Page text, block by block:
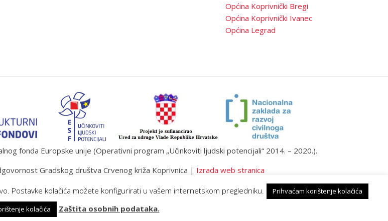
Općina Koprivnički Bregi
Općina Koprivnički Ivanec
Općina Legrad
fonda Europske unije (Operativni program „Učinkoviti ljudski potencijali“ 2014. – 2020.).
Gradskog društva Crvenog križa Koprivnica | Izrada web stranica
Postavke kolačića možete konfigurirati u vašem internetskom pregledniku.
Prihvaćam korištenje kolačića
kolačića
Zaštita osobnih podataka.